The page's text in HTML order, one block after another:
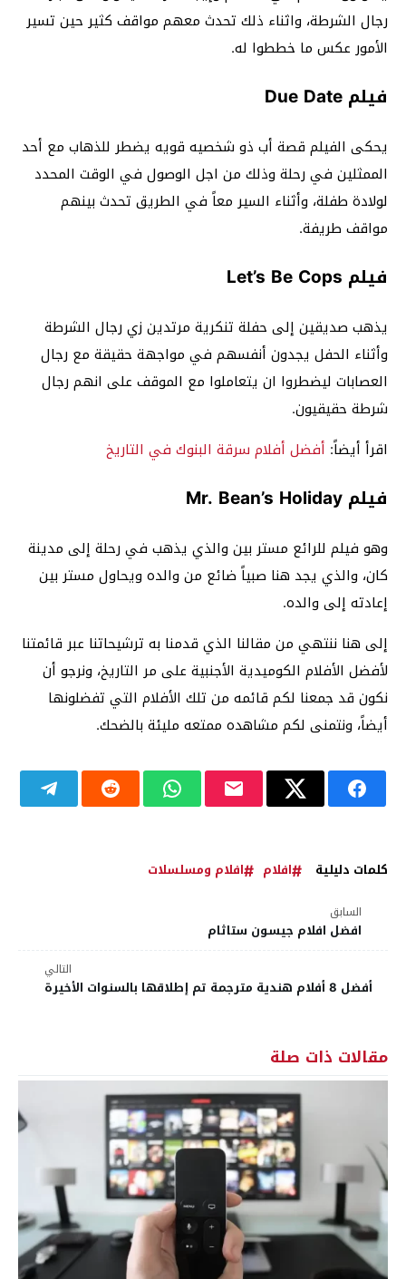
رجال الشرطة، واثناء ذلك تحدث معهم مواقف كثير حين تسير
الأمور عكس ما خططوا له.
فيلم Due Date
يحكى الفيلم قصة أب ذو شخصيه قويه يضطر للذهاب مع أحد
الممثلين في رحلة وذلك من اجل الوصول في الوقت المحدد
لولادة طفلة، وأثناء السير معاً في الطريق تحدث بينهم
مواقف طريفة.
فيلم Let’s Be Cops
يذهب صديقين إلى حفلة تنكرية مرتدين زي رجال الشرطة
وأثناء الحفل يجدون أنفسهم في مواجهة حقيقة مع رجال
العصابات ليضطروا ان يتعاملوا مع الموقف على انهم رجال
شرطة حقيقيون.
اقرأ أيضاً: أفضل أفلام سرقة البنوك في التاريخ
فيلم Mr. Bean’s Holiday
وهو فيلم للرائع مستر بين والذي يذهب في رحلة إلى مدينة
كان، والذي يجد هنا صبياً ضائع من والده ويحاول مستر بين
إعادته إلى والده.
إلى هنا ننتهي من مقالنا الذي قدمنا به ترشيحاتنا عبر قائمتنا
لأفضل الأفلام الكوميدية الأجنبية على مر التاريخ، ونرجو أن
نكون قد جمعنا لكم قائمه من تلك الأفلام التي تفضلونها
أيضاً، ونتمنى لكم مشاهده ممتعه مليئة بالضحك.
كلمات دليلية افلام افلام ومسلسلات
السابق
افضل افلام جيسون ستاثام
التالي
أفضل 8 أفلام هندية مترجمة تم إطلاقها بالسنوات الأخيرة
مقالات ذات صلة